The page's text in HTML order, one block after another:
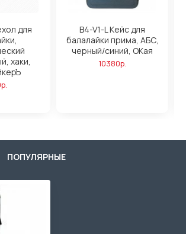
для
хаки,
B4-V1-L Кейс для
балалайки прима, АБС,
черный/синий, ОКая
10380р.
ПОПУЛЯРНЫЕ